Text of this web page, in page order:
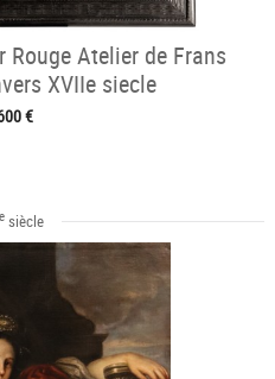
Rouge Atelier de Frans
XVIIe siecle
€
siècle